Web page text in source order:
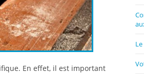
En effet, il est important